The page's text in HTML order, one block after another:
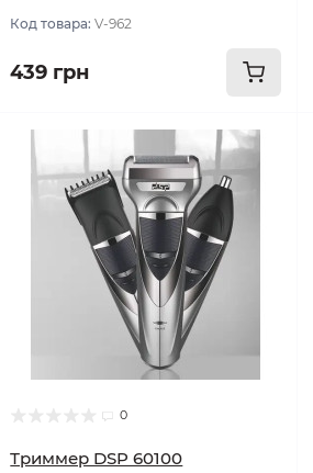
Код товара:V-962
439 грн
0
Триммер DSP 60100